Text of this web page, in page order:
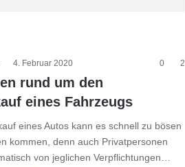
4. Februar 2020 0 2
rund um den
eines Fahrzeugs
eines Autos kann es schnell zu bösen
kommen, denn auch Privatpersonen
von jeglichen Verpflichtungen…